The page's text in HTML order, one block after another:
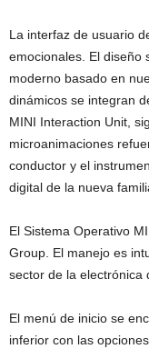
La interfaz de usuario
emocionales. El diseño
moderno basado en
dinámicos se integran
MINI Interaction Unit,
microanimaciones
conductor y el
digital de la nueva
El Sistema Operativo
Group. El manejo es
sector de la electrónica
El menú de inicio se
inferior con las